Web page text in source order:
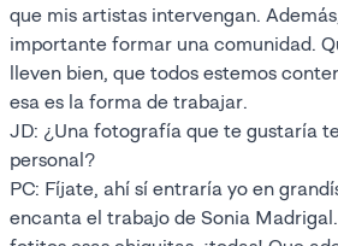
que mis artistas intervengan.
importante formar una comunidad.
lleven bien, que todos estemos
esa es la forma de trabajar.
JD: ¿Una fotografía que te gustaría
personal?
PC: Fíjate, ahí sí entraría yo en
encanta el trabajo de Sonia